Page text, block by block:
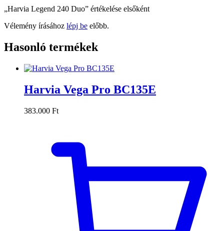
„Harvia Legend 240 Duo” értékelése elsőként
Vélemény írásához lépj be előbb.
Hasonló termékek
Harvia Vega Pro BC135E
383.000 Ft